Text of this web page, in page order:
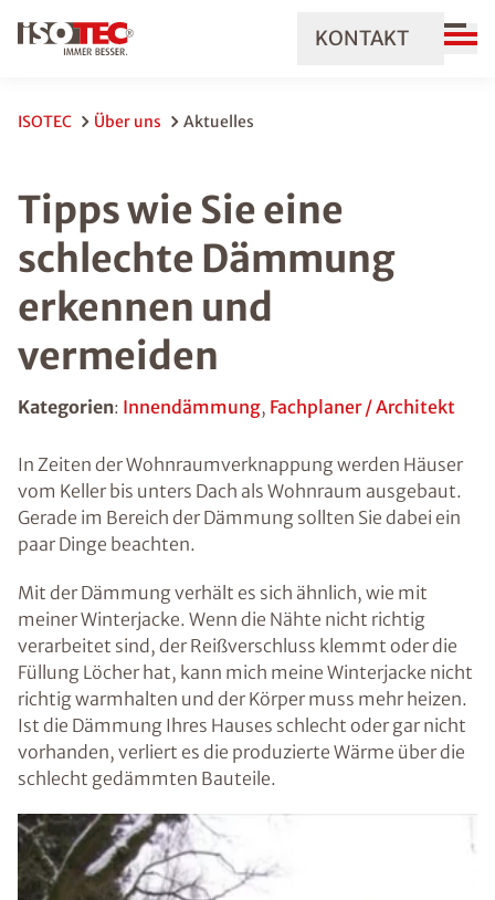
KONTAKT
ISOTEC Über uns Aktuelles
Tipps wie Sie eine
schlechte Dämmung
erkennen und
vermeiden
Kategorien: Innendämmung, Fachplaner / Architekt
In Zeiten der Wohnraumverknappung werden Häuser
vom Keller bis unters Dach als Wohnraum ausgebaut.
Gerade im Bereich der Dämmung sollten Sie dabei ein
paar Dinge beachten.
Mit der Dämmung verhält es sich ähnlich, wie mit
meiner Winterjacke. Wenn die Nähte nicht richtig
verarbeitet sind, der Reißverschluss klemmt oder die
Füllung Löcher hat, kann mich meine Winterjacke nicht
richtig warmhalten und der Körper muss mehr heizen.
Ist die Dämmung Ihres Hauses schlecht oder gar nicht
vorhanden, verliert es die produzierte Wärme über die
schlecht gedämmten Bauteile.